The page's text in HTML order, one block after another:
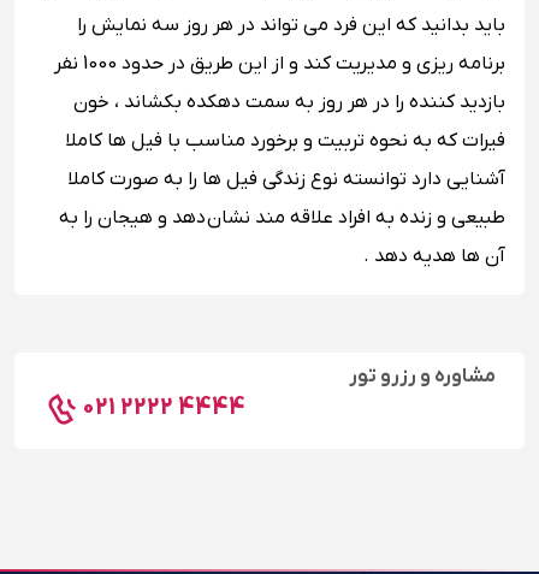
باید بدانید که این فرد می تواند در هر روز سه نمایش را
برنامه ریزی و مدیریت کند و از این طریق در حدود 1000 نفر
بازدید کننده را در هر روز به سمت دهکده بکشاند ، خون
فیرات که به نحوه تربیت و برخورد مناسب با فیل ها کاملا
آشنایی دارد توانسته نوع زندگی فیل ها را به صورت کاملا
طبیعی و زنده به افراد علاقه مند نشان دهد و هیجان را به
آن ها هدیه دهد .
مشاوره و رزرو تور
021 2222 4444